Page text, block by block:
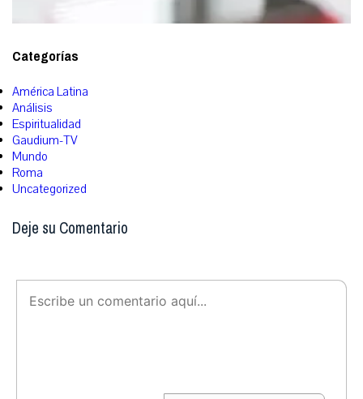
Categorías
América Latina
Análisis
Espiritualidad
Gaudium-TV
Mundo
Roma
Uncategorized
Deje su Comentario